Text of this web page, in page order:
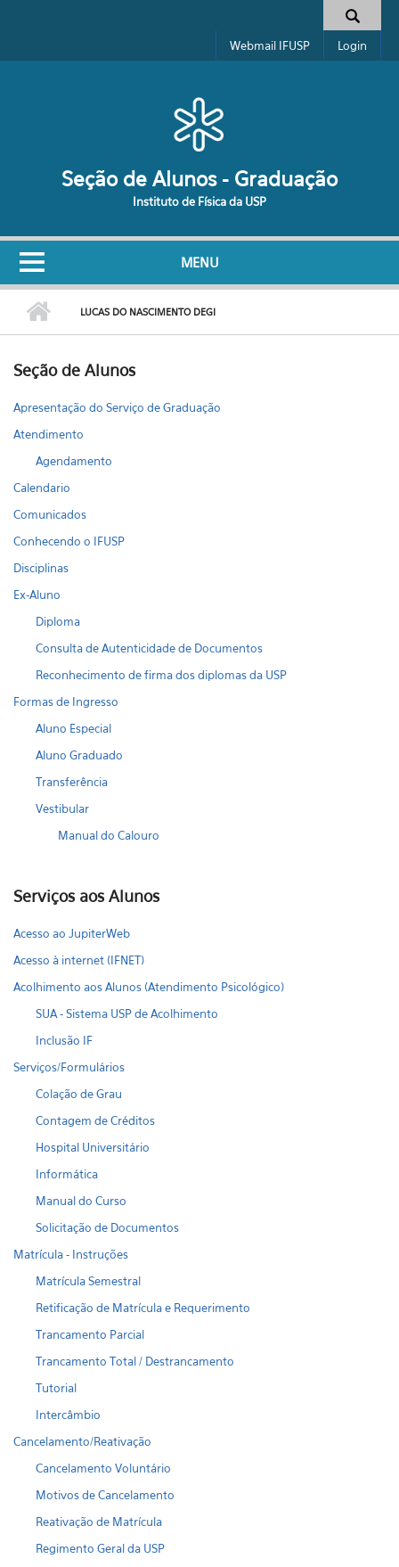
Formulário de busca
Webmail IFUSP Login
Seção de Alunos - Graduação
Instituto de Física da USP
MENU
LUCAS DO NASCIMENTO DEGI
Seção de Alunos
Apresentação do Serviço de Graduação
Atendimento
Agendamento
Calendario
Comunicados
Conhecendo o IFUSP
Disciplinas
Ex-Aluno
Diploma
Consulta de Autenticidade de Documentos
Reconhecimento de firma dos diplomas da USP
Formas de Ingresso
Aluno Especial
Aluno Graduado
Transferência
Vestibular
Manual do Calouro
Serviços aos Alunos
Acesso ao JupiterWeb
Acesso à internet (IFNET)
Acolhimento aos Alunos (Atendimento Psicológico)
SUA - Sistema USP de Acolhimento
Inclusão IF
Serviços/Formulários
Colação de Grau
Contagem de Créditos
Hospital Universitário
Informática
Manual do Curso
Solicitação de Documentos
Matrícula - Instruções
Matrícula Semestral
Retificação de Matrícula e Requerimento
Trancamento Parcial
Trancamento Total / Destrancamento
Tutorial
Intercâmbio
Cancelamento/Reativação
Cancelamento Voluntário
Motivos de Cancelamento
Reativação de Matrícula
Regimento Geral da USP